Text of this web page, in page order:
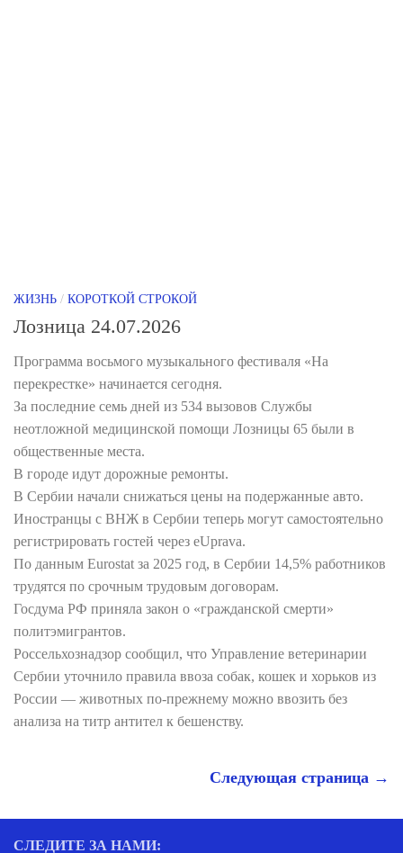
ЖИЗНЬ / КОРОТКОЙ СТРОКОЙ
Лозница 24.07.2026
Программа восьмого музыкального фестиваля «На
перекрестке» начинается сегодня.
За последние семь дней из 534 вызовов Службы
неотложной медицинской помощи Лозницы 65 были в
общественные места.
В городе идут дорожные ремонты.
В Сербии начали снижаться цены на подержанные авто.
Иностранцы с ВНЖ в Сербии теперь могут самостоятельно
регистрировать гостей через eUprava.
По данным Eurostat за 2025 год, в Сербии 14,5% работников
трудятся по срочным трудовым договорам.
Госдума РФ приняла закон о «гражданской смерти»
политэмигрантов.
Россельхознадзор сообщил, что Управление ветеринарии
Сербии уточнило правила ввоза собак, кошек и хорьков из
России — животных по-прежнему можно ввозить без
анализа на титр антител к бешенству.
Следующая страница →
СЛЕДИТЕ ЗА НАМИ: